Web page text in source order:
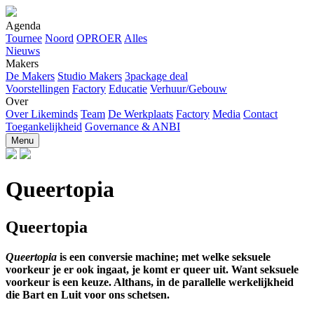
Agenda
Tournee Noord OPROER Alles
Nieuws
Makers
De Makers Studio Makers 3package deal
Voorstellingen Factory Educatie Verhuur/Gebouw
Over
Over Likeminds Team De Werkplaats Factory Media Contact
Toegankelijkheid Governance & ANBI
Menu
Queertopia
Queertopia
Queertopia is een conversie machine; met welke seksuele
voorkeur je er ook ingaat, je komt er queer uit. Want seksuele
voorkeur is een keuze. Althans, in de parallelle werkelijkheid
die Bart en Luit voor ons schetsen.